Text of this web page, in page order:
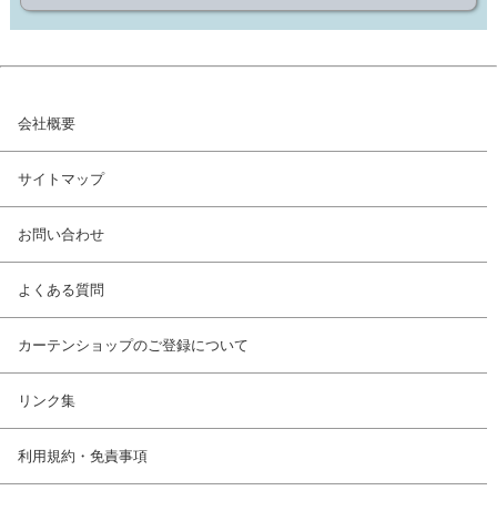
会社概要
サイトマップ
お問い合わせ
よくある質問
カーテンショップのご登録について
リンク集
利用規約・免責事項